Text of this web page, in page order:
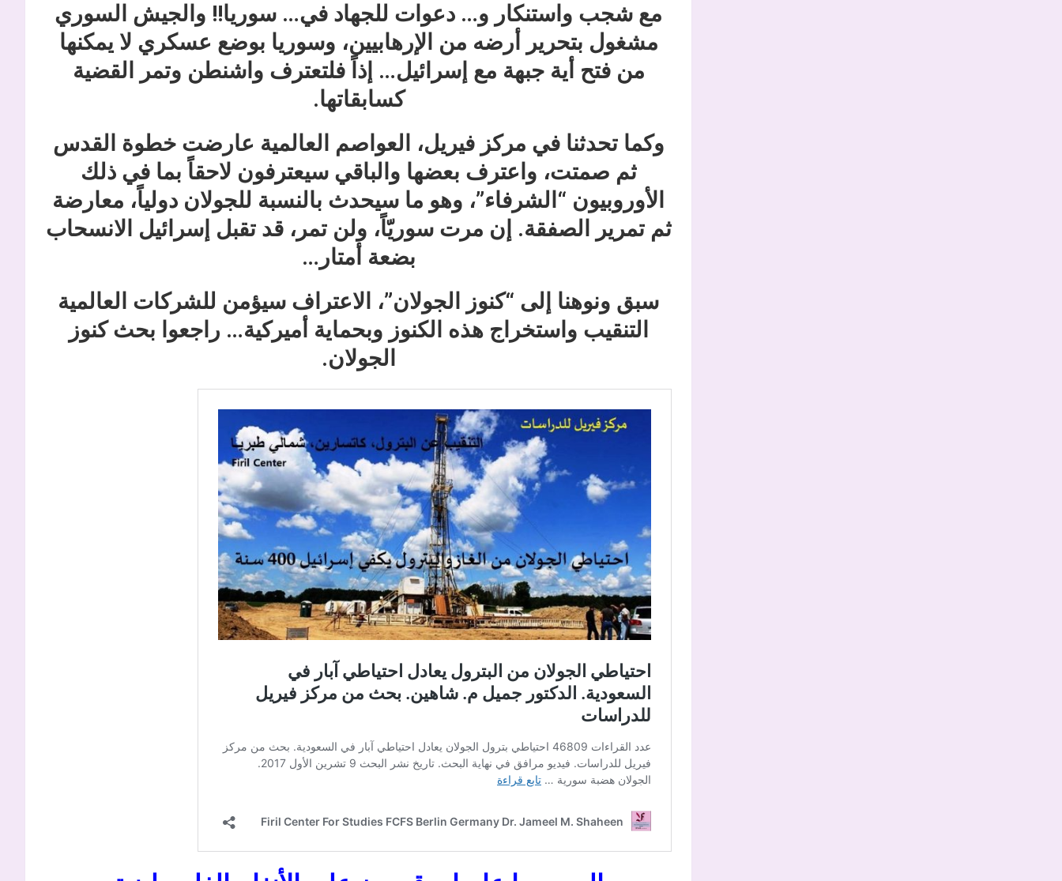
مع شجب واستنكار و… دعوات للجهاد في… سوريا!! والجيش السوري
مشغول بتحرير أرضه من الإرهابيين، وسوريا بوضع عسكري لا يمكنها
من فتح أية جبهة مع إسرائيل… إذاً فلتعترف واشنطن وتمر القضية
كسابقاتها.
وكما تحدثنا في مركز فيريل، العواصم العالمية عارضت خطوة القدس
ثم صمتت، واعترف بعضها والباقي سيعترفون لاحقاً بما في ذلك
الأوروبيون “الشرفاء”، وهو ما سيحدث بالنسبة للجولان دولياً، معارضة
ثم تمرير الصفقة. إن مرت سوريّاً، ولن تمر، قد تقبل إسرائيل الانسحاب
بضعة أمتار…
سبق ونوهنا إلى “كنوز الجولان”، الاعتراف سيؤمن للشركات العالمية
التنقيب واستخراج هذه الكنوز وبحماية أميركية… راجعوا بحث كنوز
الجولان.